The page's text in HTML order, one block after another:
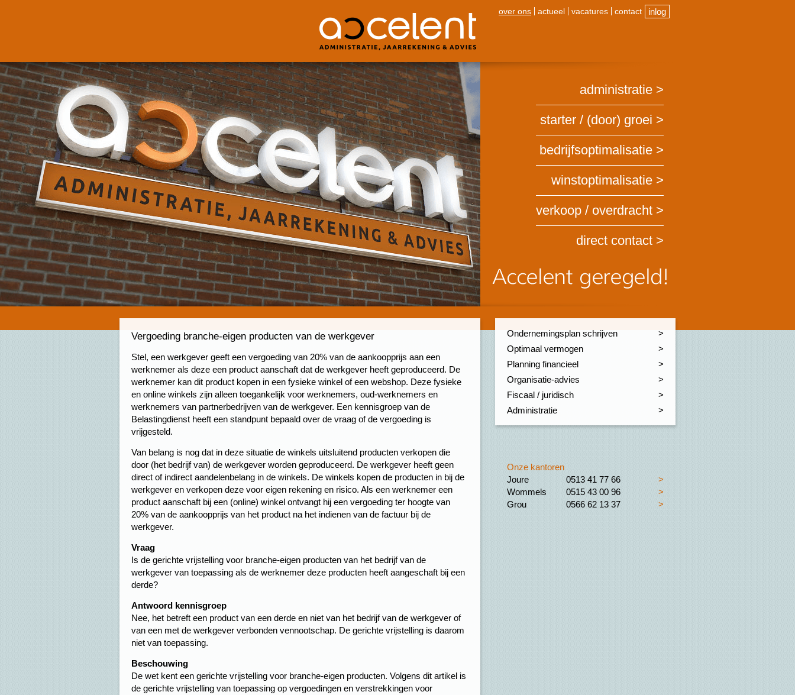
inlog
over ons actueel vacatures contact
administratie
starter / (door) groei
bedrijfsoptimalisatie
winstoptimalisatie
verkoop / overdracht
direct contact
Vergoeding branche-eigen producten van de werkgever
Stel, een werkgever geeft een vergoeding van 20% van de aankoopprijs aan een
werknemer als deze een product aanschaft dat de werkgever heeft geproduceerd. De
werknemer kan dit product kopen in een fysieke winkel of een webshop. Deze fysieke
en online winkels zijn alleen toegankelijk voor werknemers, oud-werknemers en
werknemers van partnerbedrijven van de werkgever. Een kennisgroep van de
Belastingdienst heeft een standpunt bepaald over de vraag of de vergoeding is
vrijgesteld.
Van belang is nog dat in deze situatie de winkels uitsluitend producten verkopen die
door (het bedrijf van) de werkgever worden geproduceerd. De werkgever heeft geen
direct of indirect aandelenbelang in de winkels. De winkels kopen de producten in bij de
werkgever en verkopen deze voor eigen rekening en risico. Als een werknemer een
product aanschaft bij een (online) winkel ontvangt hij een vergoeding ter hoogte van
20% van de aankoopprijs van het product na het indienen van de factuur bij de
werkgever.
Vraag
Is de gerichte vrijstelling voor branche-eigen producten van het bedrijf van de
werkgever van toepassing als de werknemer deze producten heeft aangeschaft bij een
derde?
Antwoord kennisgroep
Nee, het betreft een product van een derde en niet van het bedrijf van de werkgever of
van een met de werkgever verbonden vennootschap. De gerichte vrijstelling is daarom
niet van toepassing.
Beschouwing
De wet kent een gerichte vrijstelling voor branche-eigen producten. Volgens dit artikel is
de gerichte vrijstelling van toepassing op vergoedingen en verstrekkingen voor
Ondernemingsplan schrijven
Optimaal vermogen
Planning financieel
Organisatie-advies
Fiscaal / juridisch
Administratie
Onze kantoren
Joure
0513 41 77 66
>
Wommels
0515 43 00 96
>
Grou
0566 62 13 37 >